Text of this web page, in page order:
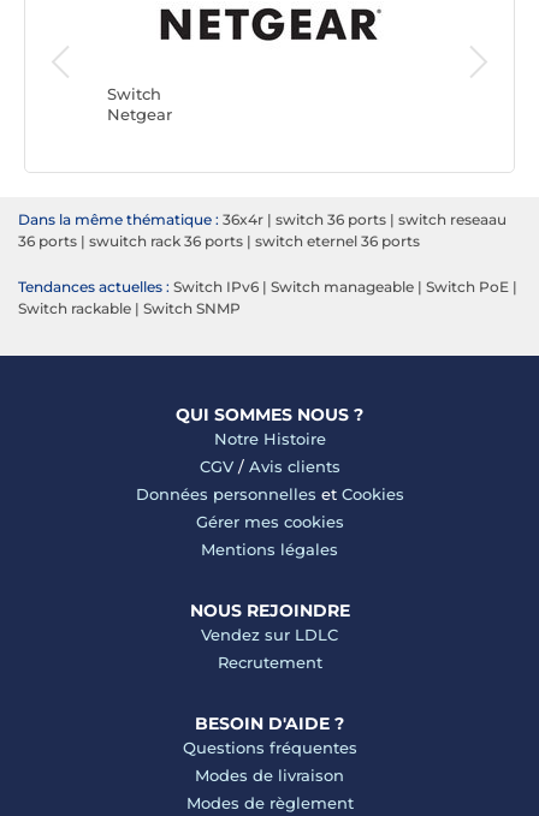
Switch
Netgear
Switch
TP-LINK
Dans la même thématique : 36x4r | switch 36 ports | switch reseaau
36 ports | swuitch rack 36 ports | switch eternel 36 ports
Tendances actuelles : Switch IPv6 | Switch manageable | Switch PoE |
Switch rackable | Switch SNMP
QUI SOMMES NOUS ?
Notre Histoire
CGV/ Avis clients
Données personnelles et Cookies
Gérer mes cookies
Mentions légales
NOUS REJOINDRE
Vendez sur LDLC
Recrutement
BESOIN D'AIDE ?
Questions fréquentes
Modes de livraison
Modes de règlement